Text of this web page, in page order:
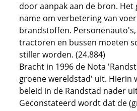
door aanpak aan de bron.
name om verbetering van
brandstoffen.
tractoren en bussen moeten
stiller worden. (24.884)
Bracht in 1996 de Nota
groene wereldstad' uit. Hierin
beleid in de Randstad nader
Geconstateerd wordt dat de